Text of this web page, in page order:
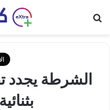
الشرطة يجدد